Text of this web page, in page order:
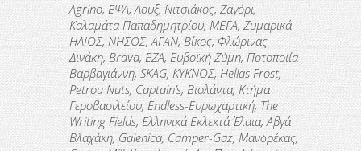
Agrino, ΕΨΑ, Λουξ, Νιτσιάκος, Ζαγόρι,
Καλαμάτα Παπαδημητρίου, ΜΕΓΑ, Ζυμαρικά
ΗΛΙΟΣ, ΝΗΣΟΣ, ΑΓΑΝ, Βίκος, Φλώρινας
Δινάκη,Brava,EZA, Ευβοϊκή Ζύμη, Ποτοποιία
Βαρβαγιάννη,SKAG,KΥΚΝΟΣ,Hellas Frost,
Petrou Nuts,Captain’s, Βιολάντα, Κτήμα
Γεροβασιλείου,Endless-Ευρωχαρτική,The
Writing Fields, Ελληνικά Εκλεκτά Έλαια,Aβγά
Βλαχάκη,Galenica,Camper-Gaz, Μανδρέκας,